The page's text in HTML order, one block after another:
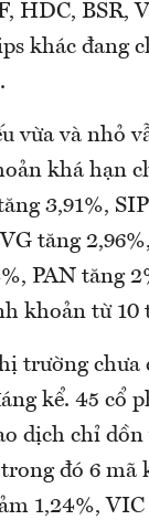
HDC, BSR,
khác đang
vừa và nhỏ
khá hạn
3,91%,
tăng
PAN tăng
khoản từ 10
trường chưa
kể. 45 cổ
dịch chỉ dồn
đó 6
1,24%,